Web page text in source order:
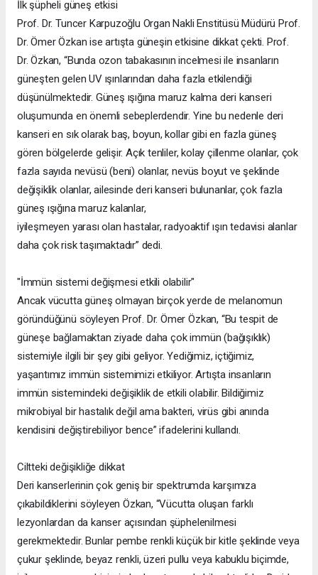
İlk şüpheli güneş etkisi
Prof. Dr. Tuncer Karpuzoğlu Organ Nakli Enstitüsü Müdürü Prof.
Dr. Ömer Özkan ise artışta güneşin etkisine dikkat çekti. Prof.
Dr. Özkan, “Bunda ozon tabakasının incelmesi ile insanların
güneşten gelen UV ışınlarından daha fazla etkilendiği
düşünülmektedir. Güneş ışığına maruz kalma deri kanseri
oluşumunda en önemli sebeplerdendir. Yine bu nedenle deri
kanseri en sık olarak baş, boyun, kollar gibi en fazla güneş
gören bölgelerde gelişir. Açık tenliler, kolay çillenme olanlar, çok
fazla sayıda nevüsü (beni) olanlar, nevüs boyut ve şeklinde
değişiklik olanlar, ailesinde deri kanseri bulunanlar, çok fazla
güneş ışığına maruz kalanlar,
iyileşmeyen yarası olan hastalar, radyoaktif ışın tedavisi alanlar
daha çok risk taşımaktadır” dedi.
"İmmün sistemi değişmesi etkili olabilir"
Ancak vücutta güneş olmayan birçok yerde de melanomun
göründüğünü söyleyen Prof. Dr. Ömer Özkan, “Bu tespit de
güneşe bağlamaktan ziyade daha çok immün (bağışıklık)
sistemiyle ilgili bir şey gibi geliyor. Yediğimiz, içtiğimiz,
yaşantımız immün sistemimizi etkiliyor. Artışta insanların
immün sistemindeki değişiklik de etkili olabilir. Bildiğimiz
mikrobiyal bir hastalık değil ama bakteri, virüs gibi anında
kendisini değiştirebiliyor bence” ifadelerini kullandı.
Ciltteki değişikliğe dikkat
Deri kanserlerinin çok geniş bir spektrumda karşımıza
çıkabildiklerini söyleyen Özkan, “Vücutta oluşan farklı
lezyonlardan da kanser açısından şüphelenilmesi
gerekmektedir. Bunlar pembe renkli küçük bir kitle şeklinde veya
çukur şeklinde, beyaz renkli, üzeri pullu veya kabuklu biçimde,